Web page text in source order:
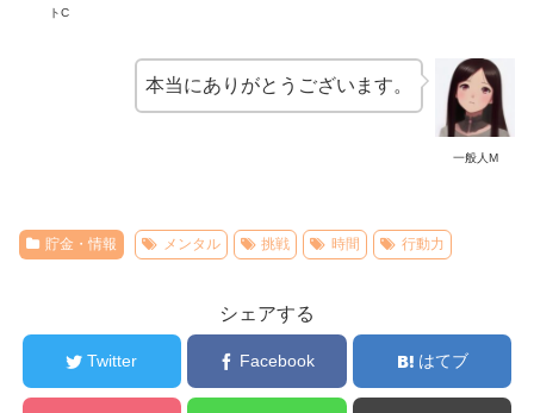
トC
一般人M
本当にありがとうございます。
貯金・情報 メンタル 挑戦 時間 行動力
シェアする
Twitter Facebook はてブ